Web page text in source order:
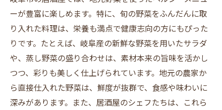
ーが豊富に楽しめます。特に、旬の野菜をふんだんに取
り入れた料理は、栄養も満点で健康志向の方にもぴった
りです。たとえば、岐阜産の新鮮な野菜を用いたサラダ
や、蒸し野菜の盛り合わせは、素材本来の旨味を活かし
つつ、彩りも美しく仕上げられています。地元の農家か
ら直接仕入れた野菜は、鮮度が抜群で、食感や味わいに
深みがあります。また、居酒屋のシェフたちは、これら